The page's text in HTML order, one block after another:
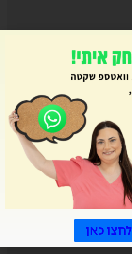
לחצו כאן